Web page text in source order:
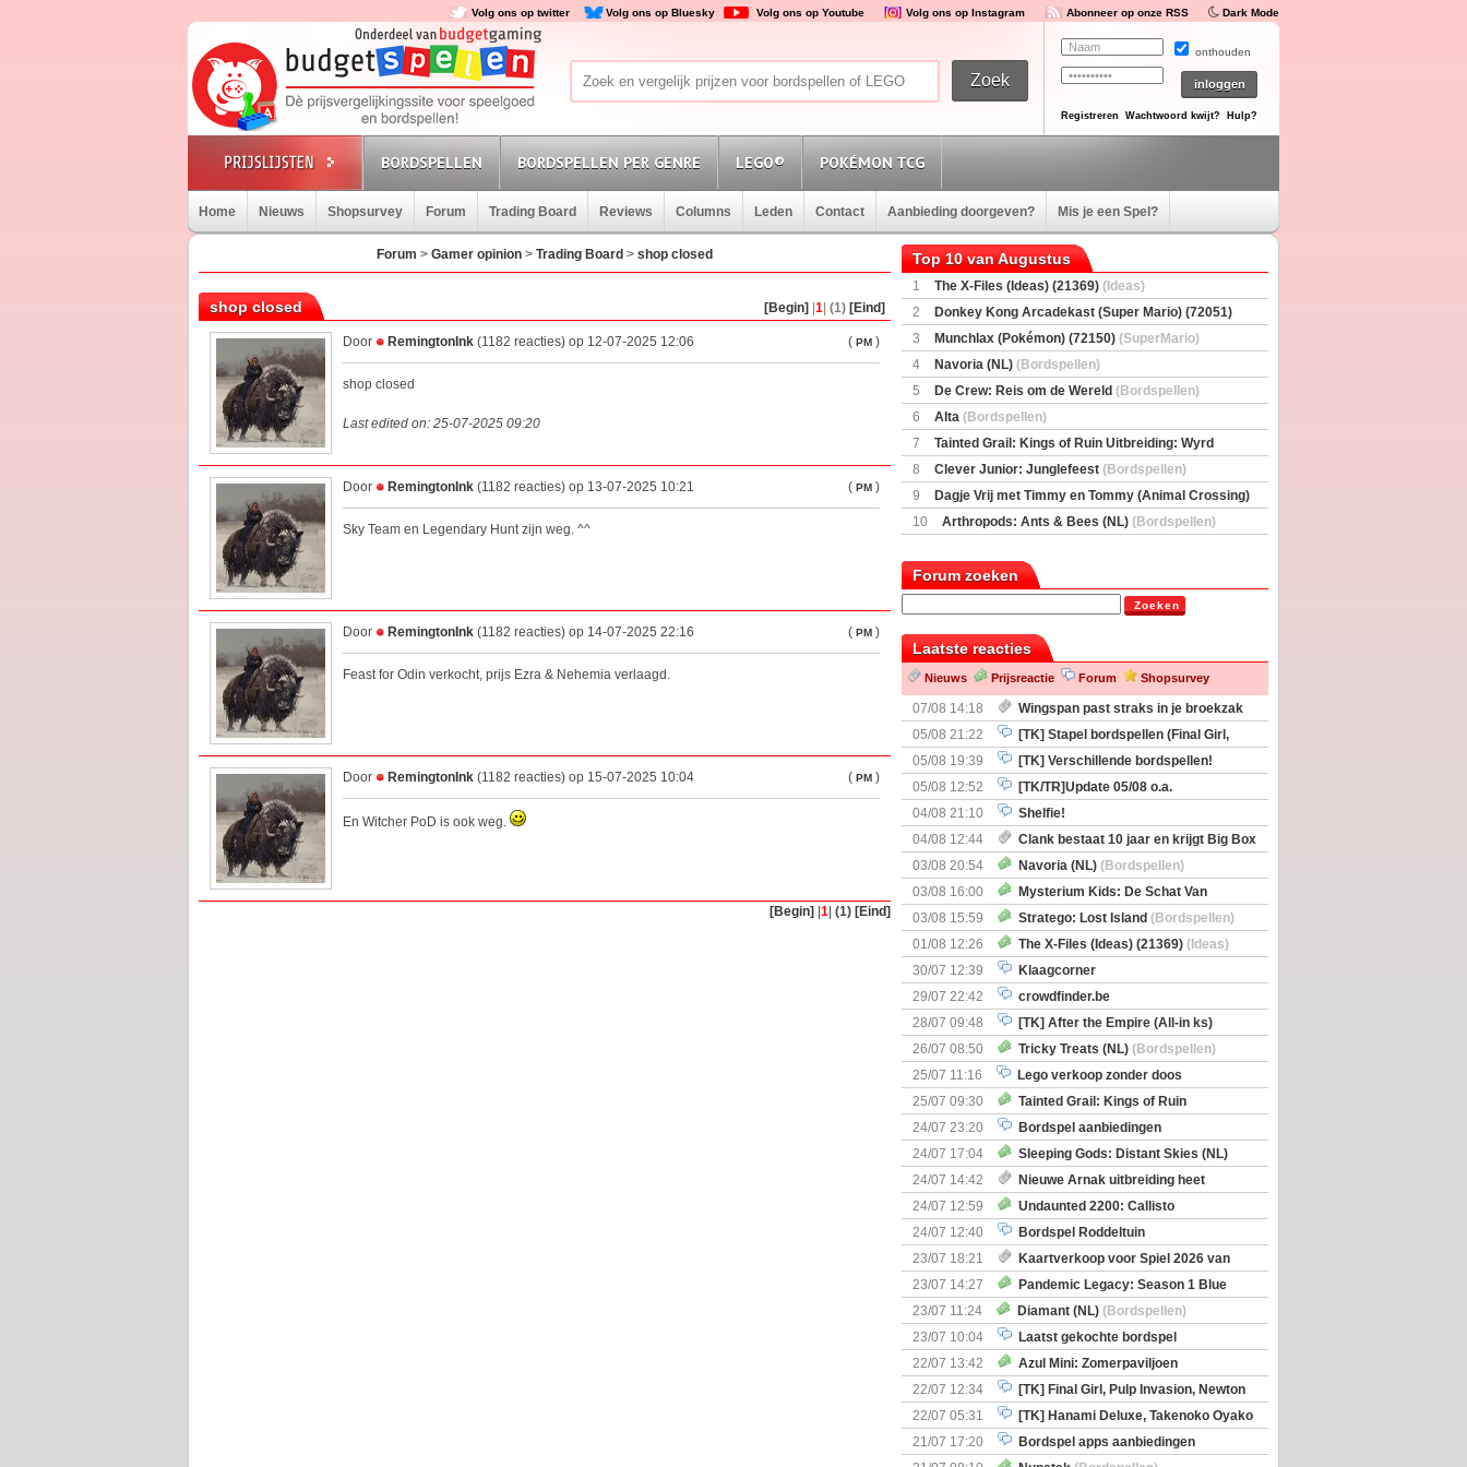
Volg ons op twitter Volg ons op Bluesky Volg ons op Youtube Volg ons op Instagram Abonneer op onze RSS Dark Mode
onthouden
Registreren Wachtwoord kwijt? Hulp?
BORDSPELLEN BORDSPELLEN PER GENRE LEGO® POKÉMON TCG
Home Nieuws Shopsurvey Forum Trading Board Reviews Columns Leden Contact Aanbieding doorgeven? Mis je een Spel?
Forum > Gamer opinion > Trading Board > shop closed
shop closed [Begin] 1 (1) [Eind]
Door RemingtonInk (1182 reacties) op 12-07-2025 12:06 ( PM )
shop closed
Last edited on: 25-07-2025 09:20
Door RemingtonInk (1182 reacties) op 13-07-2025 10:21 ( PM )
Sky Team en Legendary Hunt zijn weg. ^^
Door RemingtonInk (1182 reacties) op 14-07-2025 22:16 ( PM )
Feast for Odin verkocht, prijs Ezra & Nehemia verlaagd.
Door RemingtonInk (1182 reacties) op 15-07-2025 10:04 ( PM )
En Witcher PoD is ook weg.
[Begin] 1 (1) [Eind]
Top 10 van Augustus
1 The X-Files (Ideas) (21369) (Ideas)
2
Donkey Kong Arcadekast (Super Mario) (72051)
(SuperMario)
3 Munchlax (Pokémon) (72150) (SuperMario)
4
Navoria (NL) (Bordspellen)
5
De Crew: Reis om de Wereld (Bordspellen)
6
Alta (Bordspellen)
7
Tainted Grail: Kings of Ruin Uitbreiding: Wyrd
Encounters(Bordspellen)
8 Clever Junior: Junglefeest (Bordspellen)
9
Dagje Vrij met Timmy en Tommy (Animal Crossing)
(77059)(Ideas)
10 Arthropods: Ants & Bees (NL) (Bordspellen)
Forum zoeken
Zoeken
Laatste reacties
Nieuws Prijsreactie Forum Shopsurvey
07/08 14:18
Wingspan past straks in je broekzak
05/08 21:22
[TK] Stapel bordspellen (Final Girl,
Nemesis Retaliation, Zombicide Invader)
05/08 19:39
[TK] Verschillende bordspellen!
05/08 12:52
[TK/TR]Update 05/08 o.a.
Prijsverlagingen, Imperium Horizons, 20 Strong
04/08 21:10
Shelfie!
04/08 12:44
Clank bestaat 10 jaar en krijgt Big Box
+ nieuwe uitbreiding
03/08 20:54 Navoria (NL) (Bordspellen)
03/08 16:00
Mysterium Kids: De Schat Van
Kapitein Boe
(Bordspellen)
03/08 15:59 Stratego: Lost Island (Bordspellen)
01/08 12:26
The X-Files (Ideas) (21369) (Ideas)
30/07 12:39
Klaagcorner
29/07 22:42
crowdfinder.be
28/07 09:48
[TK] After the Empire (All-in ks)
26/07 08:50
Tricky Treats (NL) (Bordspellen)
25/07 11:16
Lego verkoop zonder doos
25/07 09:30
Tainted Grail: Kings of Ruin
Uitbreiding: Wyrd Encounters(Bordspellen)
24/07 23:20
Bordspel aanbiedingen
24/07 17:04
Sleeping Gods: Distant Skies (NL)
(Bordspellen)
24/07 14:42
Nieuwe Arnak uitbreiding heet
Surprise Shipments
24/07 12:59
Undaunted 2200: Callisto
(Bordspellen)
24/07 12:40
Bordspel Roddeltuin
23/07 18:21
Kaartverkoop voor Spiel 2026 van
start
23/07 14:27
Pandemic Legacy: Season 1 Blue
(Bordspellen)
23/07 11:24 Diamant (NL) (Bordspellen)
23/07 10:04
Laatst gekochte bordspel
22/07 13:42
Azul Mini: Zomerpaviljoen
(Bordspellen)
22/07 12:34
[TK] Final Girl, Pulp Invasion, Newton
& Great Discoveries
22/07 05:31
[TK] Hanami Deluxe, Takenoko Oyako
bigbox
21/07 17:20
Bordspel apps aanbiedingen